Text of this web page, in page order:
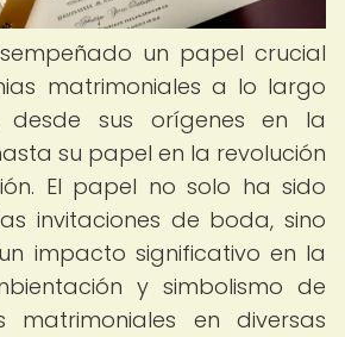
un papel crucial
matrimoniales a lo largo
sus orígenes en la
su papel en la revolución
El papel no solo ha sido
invitaciones de boda, sino
impacto significativo en la
y simbolismo de
matrimoniales en diversas